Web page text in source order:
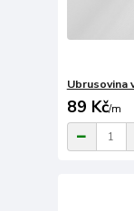
Ubrusovina
89 Kč/m